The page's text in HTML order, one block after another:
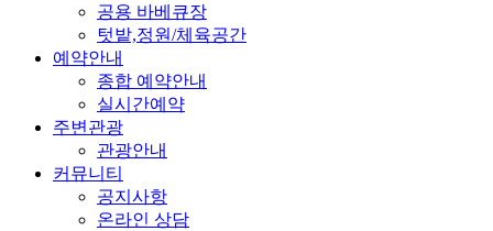
공용 바베큐장
텃밭,정원/체육공간
예약안내
종합 예약안내
실시간예약
주변관광
관광안내
커뮤니티
공지사항
온라인 상담